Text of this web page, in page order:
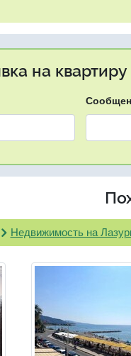
на
Недвижимость на